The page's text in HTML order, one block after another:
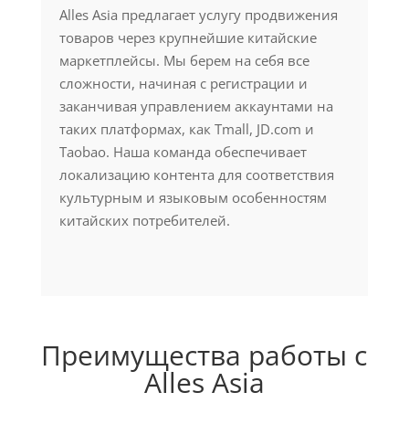
Alles Asia предлагает услугу продвижения
товаров через крупнейшие китайские
маркетплейсы. Мы берем на себя все
сложности, начиная с регистрации и
заканчивая управлением аккаунтами на
таких платформах, как Tmall, JD.com и
Taobao. Наша команда обеспечивает
локализацию контента для соответствия
культурным и языковым особенностям
китайских потребителей.
Преимущества работы с
Alles Asia